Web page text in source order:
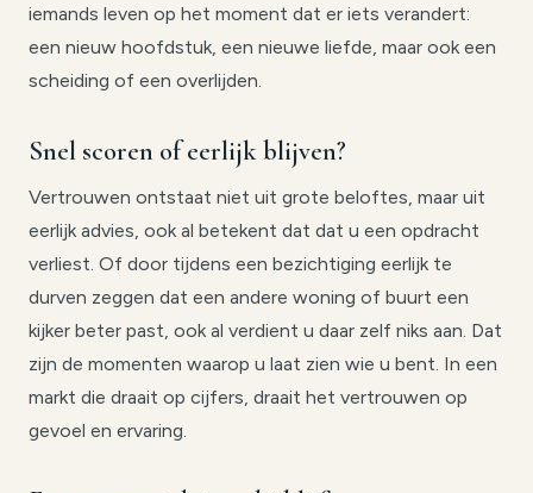
iemands leven op het moment dat er iets verandert:
een nieuw hoofdstuk, een nieuwe liefde, maar ook een
scheiding of een overlijden.
Snel scoren of eerlijk blijven?
Vertrouwen ontstaat niet uit grote beloftes, maar uit
eerlijk advies, ook al betekent dat dat u een opdracht
verliest. Of door tijdens een bezichtiging eerlijk te
durven zeggen dat een andere woning of buurt een
kijker beter past, ook al verdient u daar zelf niks aan. Dat
zijn de momenten waarop u laat zien wie u bent. In een
markt die draait op cijfers, draait het vertrouwen op
gevoel en ervaring.